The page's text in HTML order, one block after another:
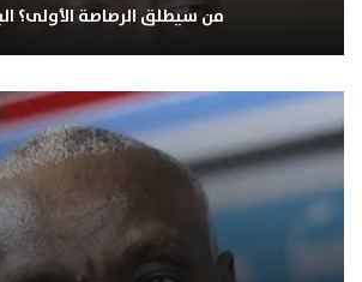
من سيطلق الرصاصة الأولى؟